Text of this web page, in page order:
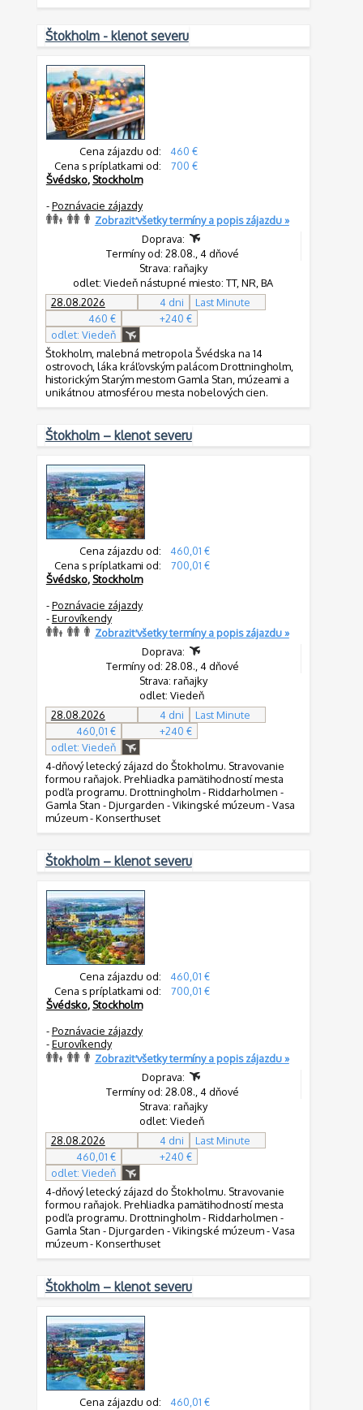
Štokholm - klenot severu
Cena zájazdu od:
460 €
Cena s príplatkami od:
700 €
Švédsko, Stockholm
-Poznávacie zájazdy
Zobraziť všetky termíny a popis zájazdu »
Doprava:
Termíny od: 28.08., 4 dňové
Strava: raňajky
odlet: Viedeň nástupné miesto: TT, NR, BA
28.08.2026
4 dni
Last Minute
460 €
+240 €
odlet: Viedeň
Štokholm, malebná metropola Švédska na 14
ostrovoch, láka kráľovským palácom Drottningholm,
historickým Starým mestom Gamla Stan, múzeami a
unikátnou atmosférou mesta nobelových cien.
Štokholm – klenot severu
Cena zájazdu od:
460,01 €
Cena s príplatkami od:
700,01 €
Švédsko, Stockholm
-Poznávacie zájazdy
-Eurovíkendy
Zobraziť všetky termíny a popis zájazdu »
Doprava:
Termíny od: 28.08., 4 dňové
Strava: raňajky
odlet: Viedeň
28.08.2026
4 dni
Last Minute
460,01 €
+240 €
odlet: Viedeň
4-dňový letecký zájazd do Štokholmu. Stravovanie
formou raňajok. Prehliadka pamätihodností mesta
podľa programu. Drottningholm - Riddarholmen -
Gamla Stan - Djurgarden - Vikingské múzeum - Vasa
múzeum - Konserthuset
Štokholm – klenot severu
Cena zájazdu od:
460,01 €
Cena s príplatkami od:
700,01 €
Švédsko, Stockholm
-Poznávacie zájazdy
-Eurovíkendy
Zobraziť všetky termíny a popis zájazdu »
Doprava:
Termíny od: 28.08., 4 dňové
Strava: raňajky
odlet: Viedeň
28.08.2026
4 dni
Last Minute
460,01 €
+240 €
odlet: Viedeň
4-dňový letecký zájazd do Štokholmu. Stravovanie
formou raňajok. Prehliadka pamätihodností mesta
podľa programu. Drottningholm - Riddarholmen -
Gamla Stan - Djurgarden - Vikingské múzeum - Vasa
múzeum - Konserthuset
Štokholm – klenot severu
Cena zájazdu od: 460,01 €